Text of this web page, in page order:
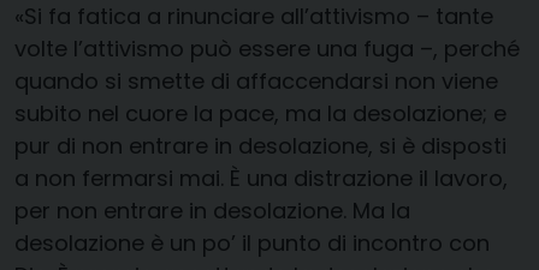
«Si fa fatica a rinunciare all’attivismo – tante
volte l’attivismo può essere una fuga –, perché
quando si smette di affaccendarsi non viene
subito nel cuore la pace, ma la desolazione; e
pur di non entrare in desolazione, si è disposti
a non fermarsi mai. È una distrazione il lavoro,
per non entrare in desolazione. Ma la
desolazione è un po’ il punto di incontro con